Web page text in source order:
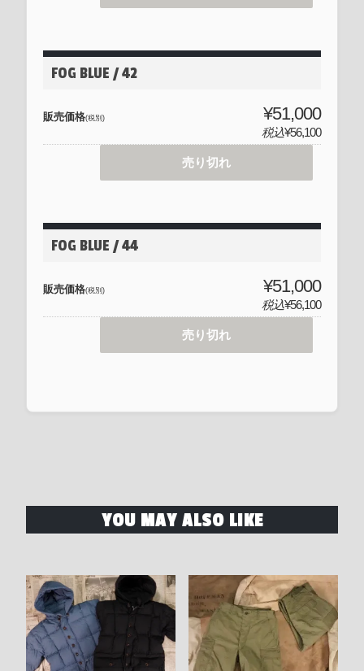
FOG BLUE / 42
販売価格(税別) ¥51,000
税込¥56,100
売り切れ
FOG BLUE / 44
販売価格(税別) ¥51,000
税込¥56,100
売り切れ
YOU MAY ALSO LIKE